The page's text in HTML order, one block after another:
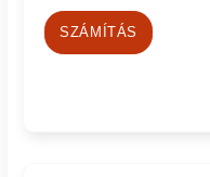
SZÁMÍTÁS